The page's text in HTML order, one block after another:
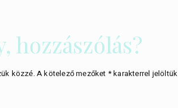
hozzászólás?
közzé.A kötelező mezőket *karakterrel jelöltük